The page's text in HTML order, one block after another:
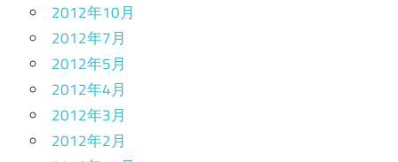
2012年10月
2012年7月
2012年5月
2012年4月
2012年3月
2012年2月